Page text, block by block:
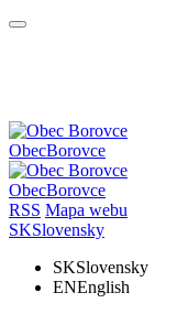
ObecBorovce
ObecBorovce
RSS Mapa webu
SKSlovensky
SKSlovensky
ENEnglish